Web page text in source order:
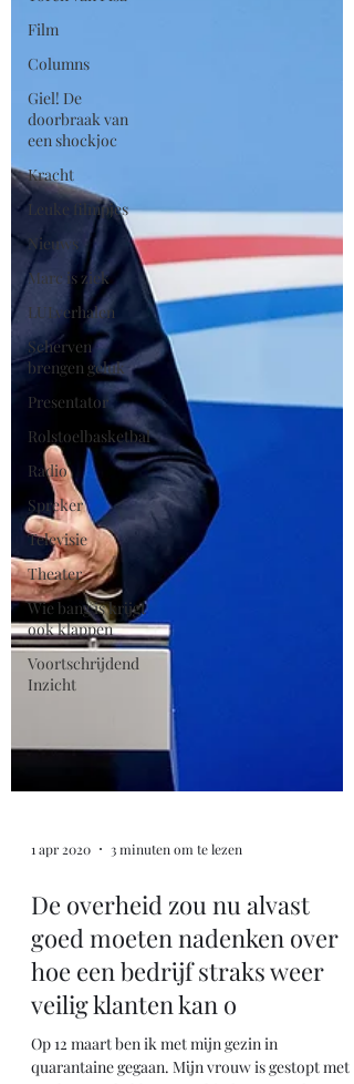
Film
Columns
Giel! De
doorbraak van
een shockjoc
Kracht
Leuke filmpjes
Nieuws
Marc is ziek
LULverhalen
Scherven
brengen geluk
Presentator
Rolstoelbasketbal
Radio
Spreker
Televisie
Theater
Wie bang is krijgt
ook klappen
Voortschrijdend
Inzicht
1 apr 2020 3 minuten om te lezen
De overheid zou nu alvast
goed moeten nadenken over
hoe een bedrijf straks weer
veilig klanten kan o